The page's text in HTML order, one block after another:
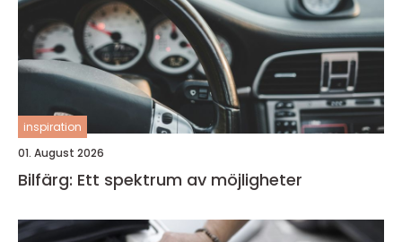
inspiration
01. August 2026
Bilfärg: Ett spektrum av möjligheter